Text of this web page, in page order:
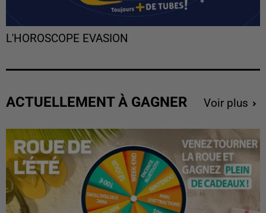
L'HOROSCOPE EVASION
ACTUELLEMENT À GAGNER Voir plus